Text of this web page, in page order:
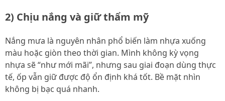
2) Chịu nắng và giữ thẩm mỹ
Nắng mưa là nguyên nhân phổ biến làm nhựa xuống
màu hoặc giòn theo thời gian. Mình không kỳ vọng
nhựa sẽ “như mới mãi”, nhưng sau giai đoạn dùng thực
tế, ốp vẫn giữ được độ ổn định khá tốt. Bề mặt nhìn
không bị bạc quá nhanh.